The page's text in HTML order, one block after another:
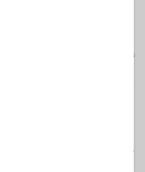
scorsa settimana va ben oltre una
tensione nello Stretto di Ormuz; si tratta
frattura strutturale in Asia
molto più profondo e instabile che sta
esclusive – che inizierà ad essere
piattaforma indipendente,
livello globale questo lunedì 1° giugno alle
episodio speciale intitolato “Iran: quello